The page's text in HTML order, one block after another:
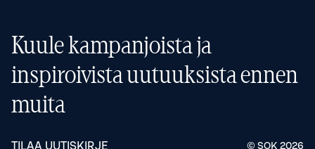
Kuule kampanjoista ja
inspiroivista uutuuksista ennen
muita
TILAA UUTISKIRJE © SOK 2026